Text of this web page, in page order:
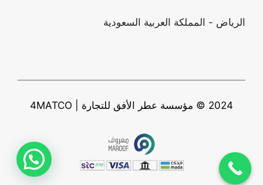
الرياض - المملكة العربية السعودية
2024 © مؤسسة عطر الأفق للتجارة | 4MATCO